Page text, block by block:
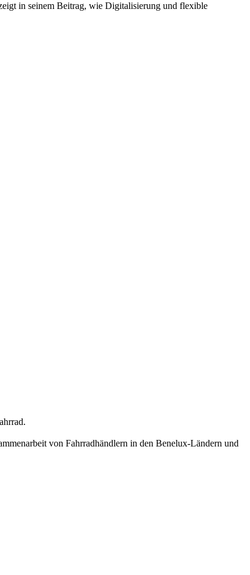
in seinem Beitrag, wie Digitalisierung und flexible
von Fahrradhändlern in den Benelux-Ländern und